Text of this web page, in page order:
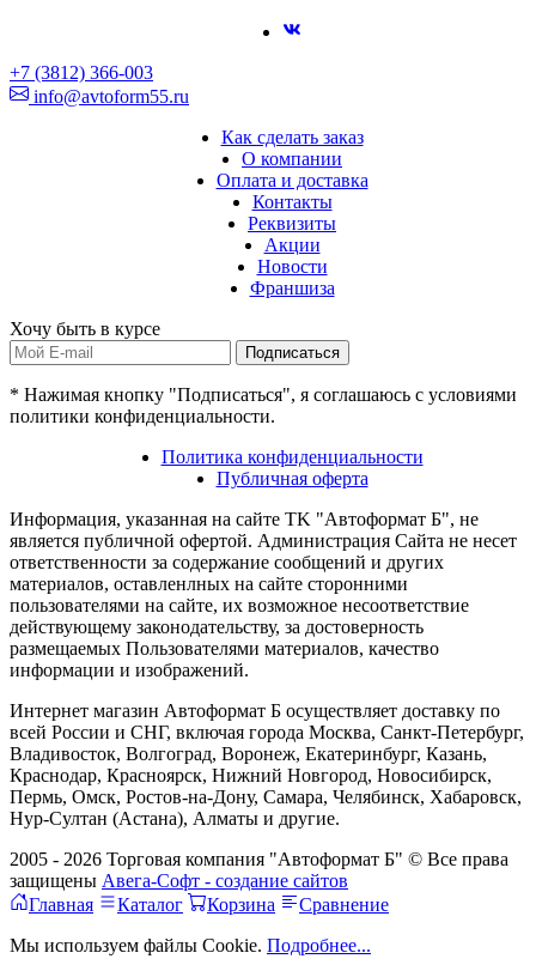
+7 (3812) 366-003
info@avtoform55.ru
Как сделать заказ
О компании
Оплата и доставка
Контакты
Реквизиты
Акции
Новости
Франшиза
Хочу быть в курсе
Подписаться
* Нажимая кнопку "Подписаться", я соглашаюсь с условиями
политики конфиденциальности.
Политика конфиденциальности
Публичная оферта
Информация, указанная на сайте TK "Автоформат Б", не
является публичной офертой. Администрация Сайта не несет
ответственности за содержание сообщений и других
материалов, оставленлных на сайте сторонними
пользователями на сайте, их возможное несоответствие
действующему законодательству, за достоверность
размещаемых Пользователями материалов, качество
информации и изображений.
Интернет магазин Автоформат Б осуществляет доставку по
всей России и СНГ, включая города Москва, Санкт-Петербург,
Владивосток, Волгоград, Воронеж, Екатеринбург, Казань,
Краснодар, Красноярск, Нижний Новгород, Новосибирск,
Пермь, Омск, Ростов-на-Дону, Самара, Челябинск, Хабаровск,
Нур-Султан (Астана), Алматы и другие.
2005 - 2026 Торговая компания "Автоформат Б" © Все права
защищены Авега-Софт - создание сайтов
Главная
Каталог Корзина
Сравнение
Мы используем файлы Cookie. Подробнее...